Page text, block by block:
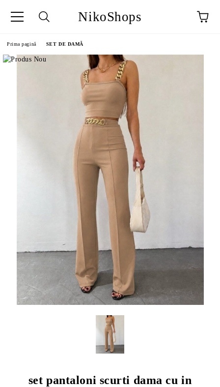
NikoShops
Prima pagină SET DE DAMĂ
set pantaloni scurti dama cu in